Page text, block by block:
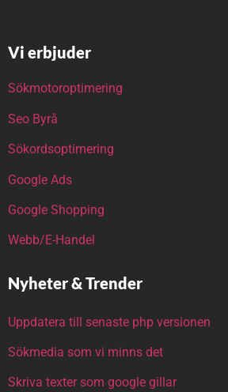
Vi erbjuder
Sökmotoroptimering
Seo Byrå
Sökordsoptimering
Google Ads
Google Shopping
Webb/E-Handel
Nyheter & Trender
Uppdatera till senaste php versionen
Sökmedia som vi minns det
Skriva texter som google gillar